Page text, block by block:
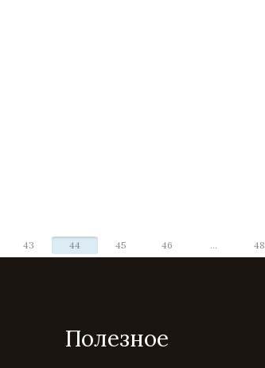
43 44 45 46 ... 48
Полезное